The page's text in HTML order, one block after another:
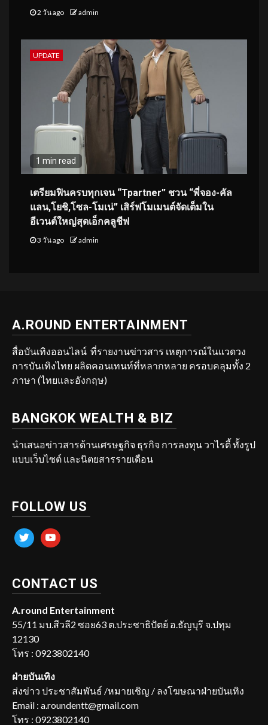
2 วัน ago admin
UPDATE
1 min read
เตรียมฟินครบทุกเจน “Tpartner” ชวน “พี่จอง-คัล
แลน,โยชิ,โซล-โมเน่” เสิร์ฟโมเมนต์จัดเต็มใน
อีเวนต์ใหญ่สุดเอ็กคลูชีฟ
3 วัน ago admin
A.ROUND ENTERTAINMENT
สื่อบันเทิงออนไลน์ ที่รายงานข่าวสาร เหตุการณ์ในแวดวง
การบันเทิงไทย ผลิตคอนเทนท์ที่หลากหลาย ครอบคลุมทั้ง 2
ภาษา (ไทยและอังกฤษ)
BANGKOK WEALTH & BIZ
นำเสนอข่าวสารด้านเศรษฐกิจ ธุรกิจ การลงทุน วาไรตี้ ทั้งรูป
แบบเว็บไซต์ และนิตยสารรายเดือน
FOLLOW US
twitter youtube
CONTACT US
A.round Entertainment
55/11 มบ.สีวลี2 ซอย63 ต.ประชาธิปัตย์ อ.ธัญบุรี จ.ปทุม
12130
โทร : 0923802140
ฝ่ายบันเทิง
ส่งข่าว ประชาสัมพันธ์ /หมายเชิญ / ลงโฆษณาฝ่ายบันเทิง
Email : a.roundentt@gmail.com
โทร : 0923802140